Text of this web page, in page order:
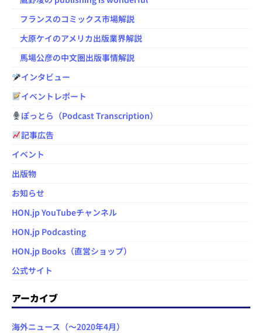
フランスのコミックス市場解説
大原ケイのアメリカ出版業界解説
馬場公彦の中文圏出版事情解説
インタビュー
イベントレポート
ぽっとら（Podcast Transcription）
記事広告
イベント
出版物
お知らせ
HON.jp YouTubeチャンネル
HON.jp Podcasting
HON.jp Books（直営ショップ）
公式サイト
アーカイブ
海外ニュース（～2020年4月）